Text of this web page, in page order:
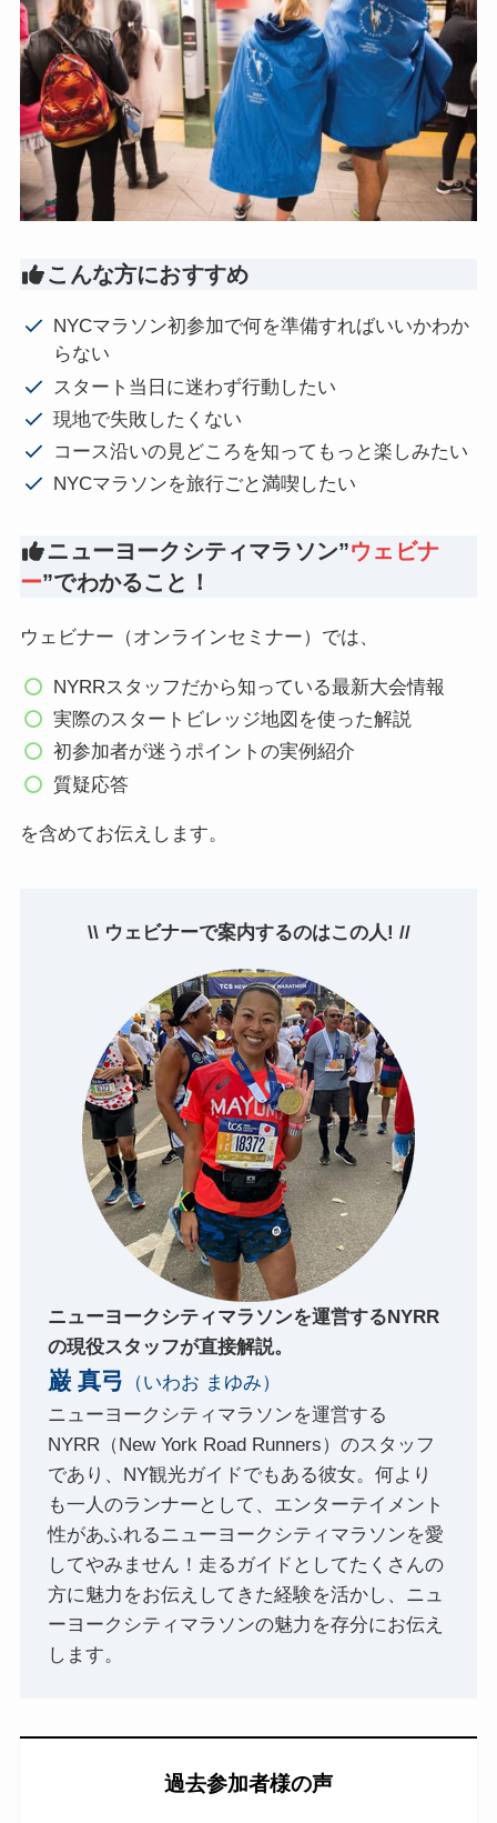
こんな方におすすめ
NYCマラソン初参加で何を準備すればいいかわか
らない
スタート当日に迷わず行動したい
現地で失敗したくない
コース沿いの見どころを知ってもっと楽しみたい
NYCマラソンを旅行ごと満喫したい
ニューヨークシティマラソン”ウェビナ
ー”でわかること！
ウェビナー（オンラインセミナー）では、
NYRRスタッフだから知っている最新大会情報
実際のスタートビレッジ地図を使った解説
初参加者が迷うポイントの実例紹介
質疑応答
を含めてお伝えします。
\\ ウェビナーで案内するのはこの人! //
ニューヨークシティマラソンを運営するNYRR
の現役スタッフが直接解説。
巌 真弓
（いわお まゆみ）
ニューヨークシティマラソンを運営する
NYRR（New York Road Runners）のスタッフ
であり、NY観光ガイドでもある彼女。何より
も一人のランナーとして、エンターテイメント
性があふれるニューヨークシティマラソンを愛
してやみません！走るガイドとしてたくさんの
方に魅力をお伝えしてきた経験を活かし、ニュ
ーヨークシティマラソンの魅力を存分にお伝え
します。
過去参加者様の声